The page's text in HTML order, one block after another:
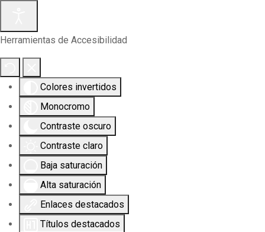
Herramientas de Accesibilidad
Colores invertidos
Monocromo
Contraste oscuro
Contraste claro
Baja saturación
Alta saturación
Enlaces destacados
Títulos destacados